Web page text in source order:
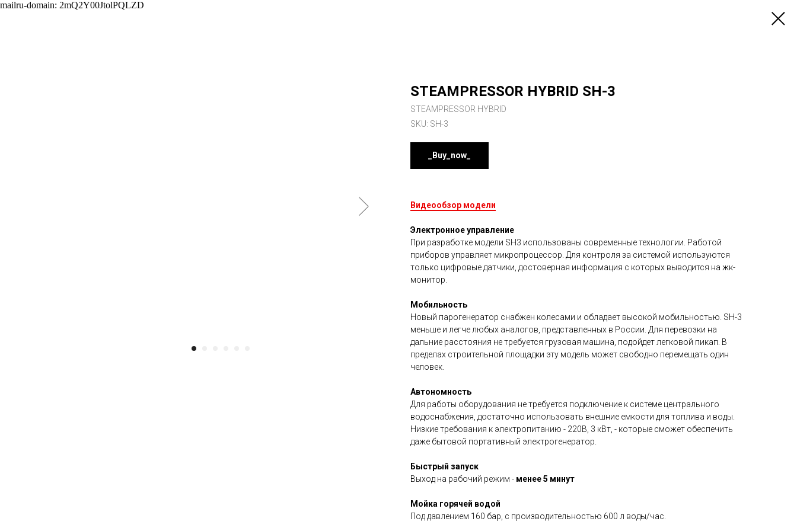
mailru-domain: 2mQ2Y00JtolPQLZD
STEAMPRESSOR HYBRID SH-3
STEAMPRESSOR HYBRID
SKU: SH-3
_Buy_now_
Видеообзор модели
Электронное управление
При разработке модели SH3 использованы современные технологии. Работой
приборов управляет микропроцессор. Для контроля за системой используются
только цифровые датчики, достоверная информация с которых выводится на жк-
монитор.
Мобильность
Новый парогенератор снабжен колесами и обладает высокой мобильностью. SH-3
меньше и легче любых аналогов, представленных в России. Для перевозки на
дальние расстояния не требуется грузовая машина, подойдет легковой пикап. В
пределах строительной площадки эту модель может свободно перемещать один
человек.
Автономность
Для работы оборудования не требуется подключение к системе центрального
водоснабжения, достаточно использовать внешние емкости для топлива и воды.
Низкие требования к электропитанию - 220В, 3 кВт, - которые сможет обеспечить
даже бытовой портативный электрогенератор.
Быстрый запуск
Выход на рабочий режим - менее 5 минут
Мойка горячей водой
Под давлением 160 бар, с производительностью 600 л воды/час.